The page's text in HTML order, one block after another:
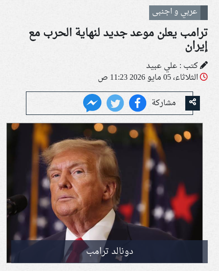
عربي و اجنبى
ترامب يعلن موعد جديد لنهاية الحرب مع
إيران
كتب : علي عبيد
الثلاثاء، 05 مايو 2026 11:23 ص
مشاركة
دونالد ترامب